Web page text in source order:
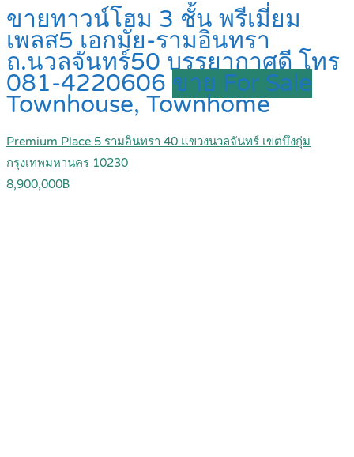
ขายทาวน์โฮม 3 ชั้น พรีเมี่ยม
เพลส5 เอกมัย-รามอินทรา
ถ.นวลจันทร์50 บรรยากาศดี โทร
081-4220606 ขาย For Sale
Townhouse, Townhome
Premium Place 5 รามอินทรา 40 แขวงนวลจันทร์ เขตบึงกุ่ม
กรุงเทพมหานคร 10230
8,900,000฿